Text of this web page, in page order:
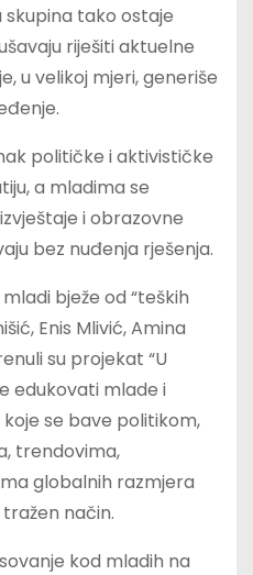
tako ostaje
riješiti aktuelne
u velikoj mjeri, generiše
političke i aktivističke
a mladima se
i obrazovne
bez nuđenja rješenja.
bježe od “teških
Enis Mlivić, Amina
su projekat “U
edukovati mlade i
se bave politikom,
trendovima,
globalnih razmjera
način.
kod mladih na